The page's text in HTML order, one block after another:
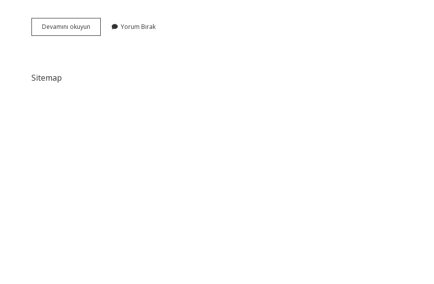
Devamını okuyun Şamotlu
Çamur
Yorum Bırak
Sitemap